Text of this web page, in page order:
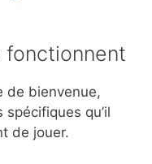
fonctionnent
de bienvenue,
qu’il
de jouer.